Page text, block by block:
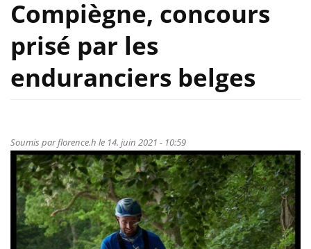
Compiègne, concours
prisé par les
enduranciers belges
Soumis parflorence.h le 14. juin 2021 - 10:59